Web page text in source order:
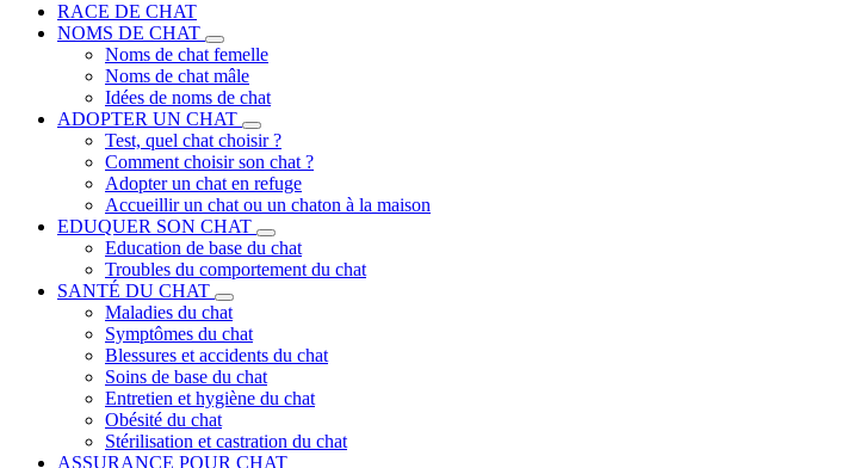
RACE DE CHAT
NOMS DE CHAT
Noms de chat femelle
Noms de chat mâle
Idées de noms de chat
ADOPTER UN CHAT
Test, quel chat choisir ?
Comment choisir son chat ?
Adopter un chat en refuge
Accueillir un chat ou un chaton à la maison
EDUQUER SON CHAT
Education de base du chat
Troubles du comportement du chat
SANTÉ DU CHAT
Maladies du chat
Symptômes du chat
Blessures et accidents du chat
Soins de base du chat
Entretien et hygiène du chat
Obésité du chat
Stérilisation et castration du chat
ASSURANCE POUR CHAT